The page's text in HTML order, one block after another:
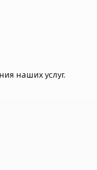
наших услуг.